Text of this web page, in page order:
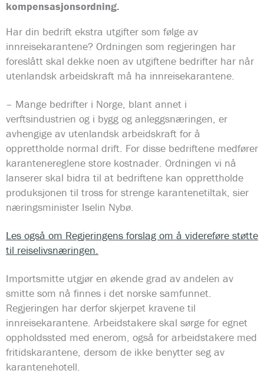
kompensasjonsordning.
Har din bedrift ekstra utgifter som følge av
innreisekarantene? Ordningen som regjeringen har
foreslått skal dekke noen av utgiftene bedrifter har når
utenlandsk arbeidskraft må ha innreisekarantene.
– Mange bedrifter i Norge, blant annet i
verftsindustrien og i bygg og anleggsnæringen, er
avhengige av utenlandsk arbeidskraft for å
opprettholde normal drift. For disse bedriftene medfører
karantenereglene store kostnader. Ordningen vi nå
lanserer skal bidra til at bedriftene kan opprettholde
produksjonen til tross for strenge karantenetiltak, sier
næringsminister Iselin Nybø.
Les også om Regjeringens forslag om å videreføre støtte
til reiselivsnæringen.
Importsmitte utgjør en økende grad av andelen av
smitte som nå finnes i det norske samfunnet.
Regjeringen har derfor skjerpet kravene til
innreisekarantene. Arbeidstakere skal sørge for egnet
oppholdssted med enerom, også for arbeidstakere med
fritidskarantene, dersom de ikke benytter seg av
karantenehotell.